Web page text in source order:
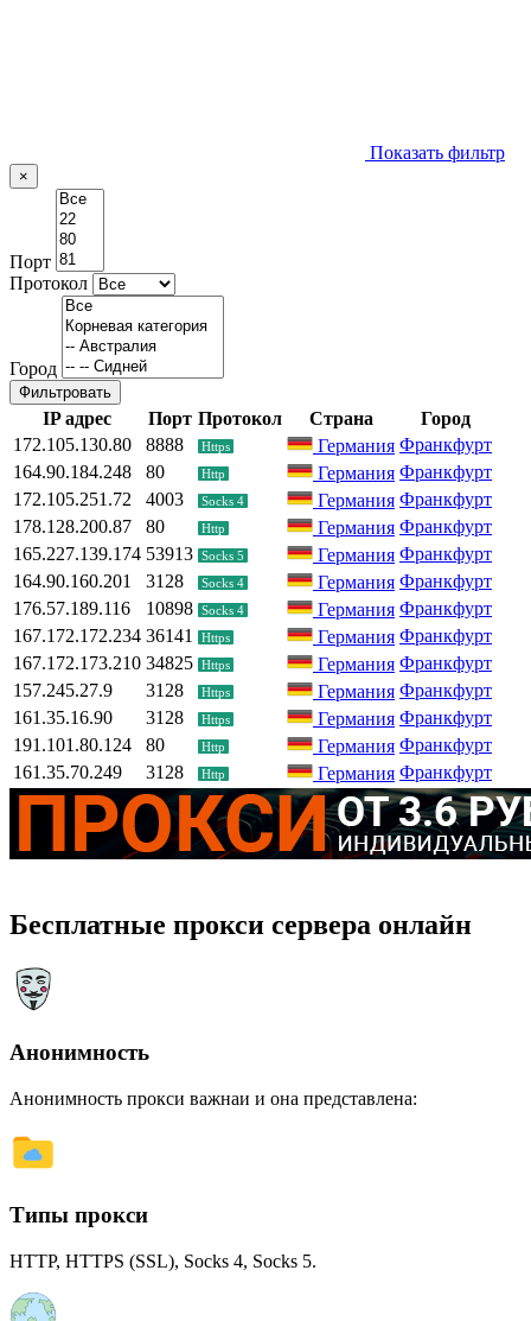
Показать фильтр
×
Порт
Протокол
Город
Фильтровать
IP адрес Порт Протокол Страна
Город
172.105.130.80
8888 Https Германия Франкфурт
164.90.184.248
80 Http Германия Франкфурт
172.105.251.72
4003 Socks 4 Германия Франкфурт
178.128.200.87
80 Http Германия Франкфурт
165.227.139.174 53913 Socks 5 Германия Франкфурт
164.90.160.201
3128 Socks 4 Германия Франкфурт
176.57.189.116
10898 Socks 4 Германия Франкфурт
167.172.172.234 36141 Https Германия Франкфурт
167.172.173.210 34825 Https Германия Франкфурт
157.245.27.9
3128 Https Германия Франкфурт
161.35.16.90
3128 Https Германия Франкфурт
191.101.80.124
80 Http Германия Франкфурт
161.35.70.249
3128 Http Германия Франкфурт
Бесплатные прокси сервера онлайн
Анонимность
Анонимность прокси важнаи и она представлена:
Типы прокси
HTTP, HTTPS (SSL), Socks 4, Socks 5.